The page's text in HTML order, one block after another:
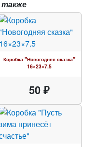
Коробка "Новогодняя сказка"
16×23×7.5
50 ₽